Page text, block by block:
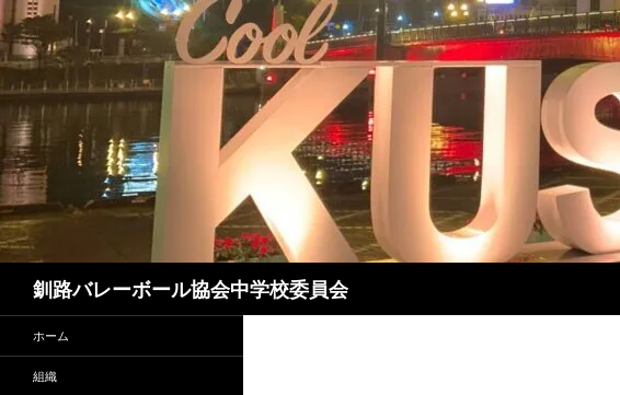
コ
ン
テ
ン
ツ
へ
ス
キ
ッ
プ
釧路バレーボール協会中学校委員会
ホーム
組織